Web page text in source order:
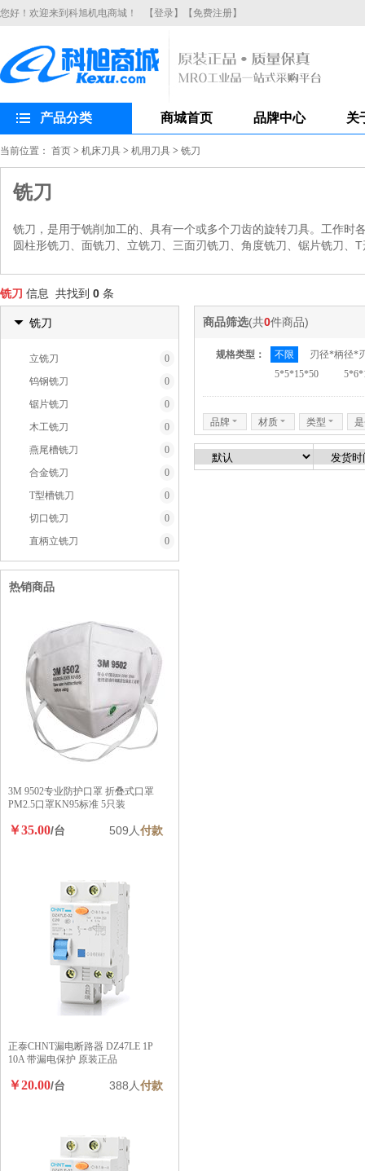
您好！欢迎来到科旭机电商城！ 【登录】 【免费注册】
产品分类 商城首页 品牌中心 关
当前位置： 首页 > 机床刀具 > 机用刀具 > 铣刀
铣刀
铣刀，是用于铣削加工的、具有一个或多个刀齿的旋转刀具。工作
圆柱形铣刀、面铣刀、立铣刀、三面刃铣刀、角度铣刀、锯片铣刀、
铣刀 信息 共找到 0 条
商品筛选(共0件商品)
规格类型： 不限
刃径*柄径*
5*5*15*50
品牌 6 材质 6 类型 6
铣刀
立铣刀
0
钨钢铣刀
0
锯片铣刀
0
木工铣刀
0
燕尾槽铣刀
0
合金铣刀
0
T型槽铣刀
0
切口铣刀
0
直柄立铣刀
0
热销商品
3M 9502专业防护口罩 折叠式口罩
PM2.5口罩KN95标准 5只装
￥35.00/台 509人付款
正泰CHNT漏电断路器 DZ47LE 1P
10A 带漏电保护 原装正品
￥20.00/台 388人付款